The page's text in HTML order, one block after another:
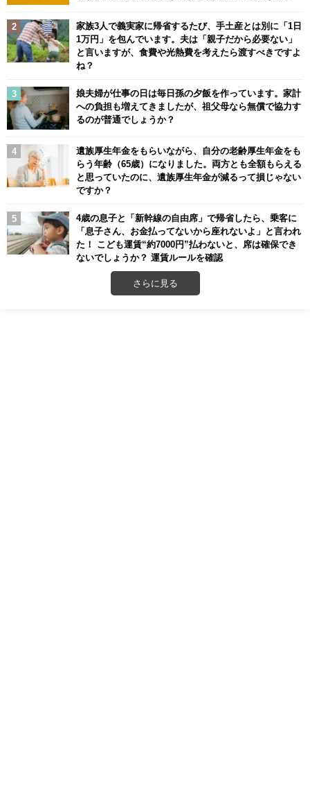
家族3人で義実家に帰省するたび、手土産とは別に「1日
1万円」を包んでいます。夫は「親子だから必要ない」
と言いますが、食費や光熱費を考えたら渡すべきですよ
ね？
娘夫婦が仕事の日は毎日孫の夕飯を作っています。家計
への負担も増えてきましたが、祖父母なら無償で協力す
るのが普通でしょうか？
遺族厚生年金をもらいながら、自分の老齢厚生年金をも
らう年齢（65歳）になりました。両方とも全額もらえる
と思っていたのに、遺族厚生年金が減るって損じゃない
ですか？
4歳の息子と「新幹線の自由席」で帰省したら、乗客に
「息子さん、お金払ってないから座れないよ」と言われ
た！ こども運賃“約7000円”払わないと、席は確保でき
ないでしょうか？ 運賃ルールを確認
さらに見る